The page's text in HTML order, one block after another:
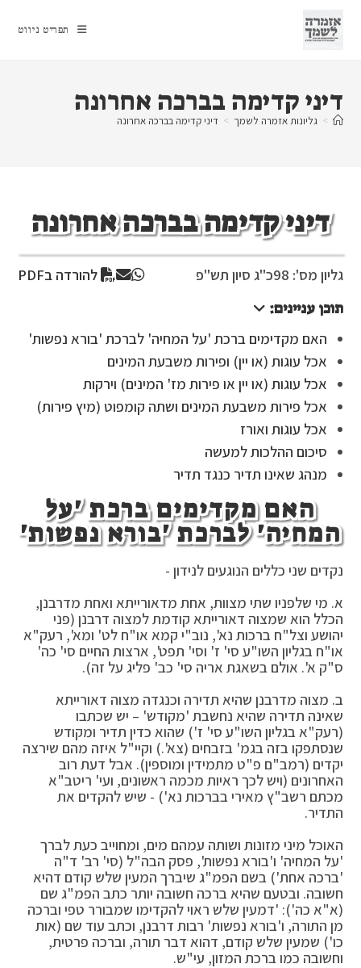
content
תפריט ניווט
דיני קדימה בברכה אחרונה
> גליונות אזמרה לשמך > דיני קדימה בברכה אחרונה
דיני קדימה בברכה אחרונה
גליון מס': 98 כ"ג סיון תש"פ
להורדה בPDF
תוכן עניינים:
האם מקדימים ברכת 'על המחיה' לברכת 'בורא נפשות'
אכל עוגות (או יין) ופירות משבעת המינים
אכל עוגות (או יין או פירות מז' המינים) וירקות
אכל פירות משבעת המינים ושתה קומפוט (מיץ פירות)
אכל עוגות ואורז
סיכום ההלכות למעשה
מנהג שאינו תדיר כנגד תדיר
האם מקדימים ברכת 'על
המחיה' לברכת 'בורא נפשות'
נקדים שני כללים הנוגעים לנידון -
א. מי שלפניו שתי מצוות, אחת מדאורייתא ואחת מדרבנן,
הכלל הוא שמצוה דאורייתא קודמת למצוה דרבנן (פני
יהושע וצל"ח ברכות נא', נוב"י קמא או"ח לט' ומא', רעק"א
או"ח בגליון השו"ע סי' ז' וסי' תפט', ארצות החיים סי' כה'
ס"ק א'. אולם בשאגת אריה סי' כב' פליג על זה).
ב. מצוה מדרבנן שהיא תדירה וכנגדה מצוה דאורייתא
שאינה תדירה שהיא נחשבת 'מקודש' – יש שכתבו
(רעק"א בגליון השו"ע סי' ז') שהוא כדין תדיר ומקודש
שנסתפקו בזה בגמ' בזבחים (צא'.) וקיי"ל איזה מהם שירצה
יקדים (רמב"ם פ"ט מתמידין ומוספין). אבל דעת רוב
האחרונים (ויש לכך ראיות מכמה ראשונים, ועי' ריטב"א
מכתם רשב"ץ מאירי בברכות נא') - שיש להקדים את
התדיר.
האוכל מיני מזונות ושותה עמהם מים, ומחוייב כעת לברך
'על המחיה' ו'בורא נפשות', פסק הבה"ל (סי' רב' ד"ה
'ברכה אחת') בשם הפמ"ג שיברך המעין שלש קודם דהיא
חשובה. ובטעם שהיא ברכה חשובה יותר כתב הפמ"ג שם
(א"א כה'): 'דמעין שלש ראוי להקדימו שמבורר טפי וברכה
מן התורה, ו'בורא נפשות' רבות דרבנן, וכתב עוד שם (אות
כו') שמעין שלש קודם, דהוא דבר תורה, וברכה פרטית,
וחשובה כמו ברכת המזון, עי"ש.